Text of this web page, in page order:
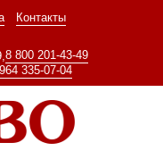
Контакты
8 800 201-43-49
335-07-04